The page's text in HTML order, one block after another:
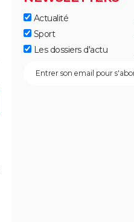
Actualité
Sport
Les dossiers d'actu